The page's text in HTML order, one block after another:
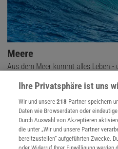
Meere
Aus dem Meer kommt alles Leben
Ihre Privatsphäre ist uns
Wir und unsere218-Partner speichern
Daten wie Browserdaten oder
Durch Auswahl von Akzeptieren
die unter „Wir und unsere Partner
bereitzustellen“ aufgeführten Zwecke.